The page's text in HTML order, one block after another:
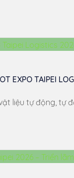
EXPO TAIPEI
liệu tự động, tự